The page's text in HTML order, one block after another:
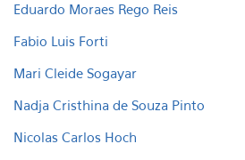
Eduardo Moraes Rego Reis
Fabio Luis Forti
Mari Cleide Sogayar
Nadja Cristhina de Souza Pinto
Nicolas Carlos Hoch